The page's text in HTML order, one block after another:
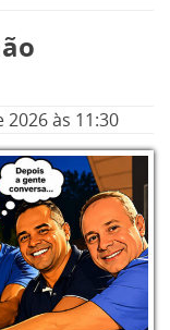
a ser
envolvido.
2026às 11:30